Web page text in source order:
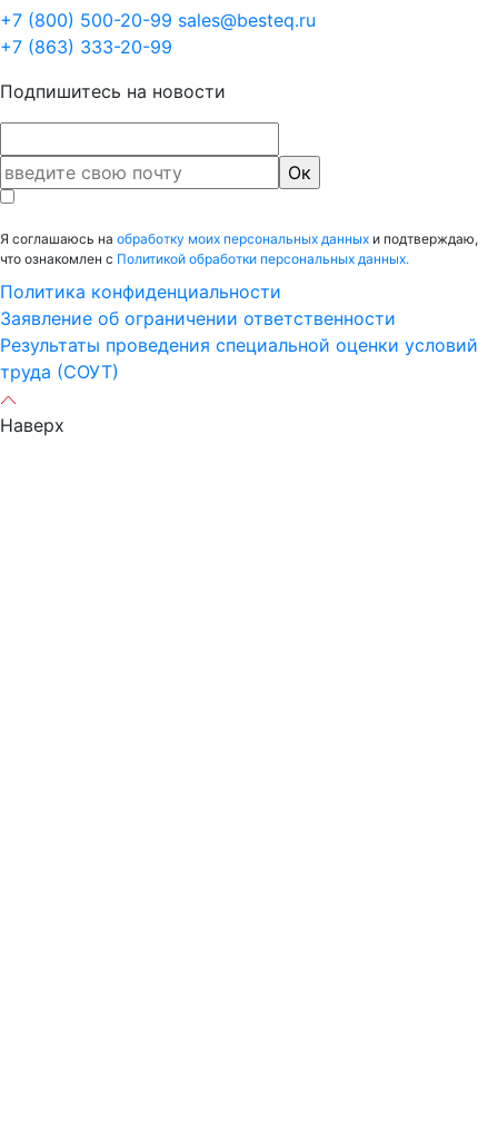
+7 (800) 500-20-99 sales@besteq.ru
+7 (863) 333-20-99
Подпишитесь на новости
Я соглашаюсь на обработку моих персональных данных и подтверждаю,
что ознакомлен с Политикой обработки персональных данных.
Политика конфиденциальности
Заявление об ограничении ответственности
Результаты проведения специальной оценки условий
труда (СОУТ)
Наверх